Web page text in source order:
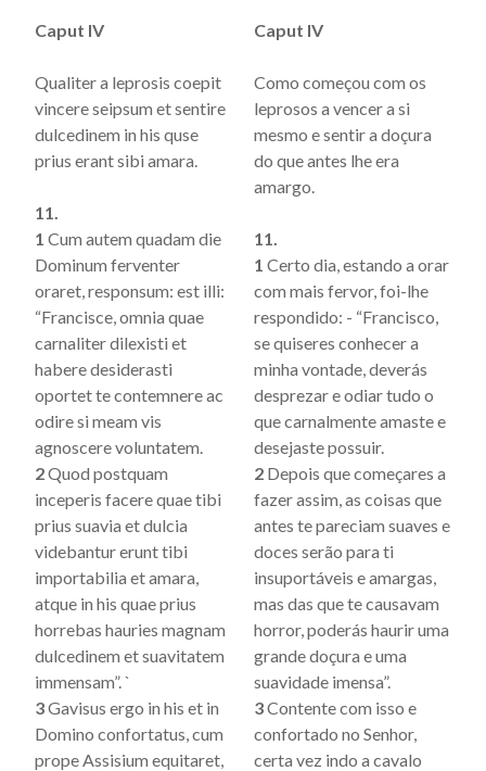
Caput IV
Qualiter a leprosis coepit
vincere seipsum et sentire
dulcedinem in his quse
prius erant sibi amara.
11.
1 Cum autem quadam die
Dominum ferventer
oraret, responsum: est illi:
“Francisce, omnia quae
carnaliter dilexisti et
habere desiderasti
oportet te contemnere ac
odire si meam vis
agnoscere voluntatem.
2Quod postquam
inceperis facere quae tibi
prius suavia et dulcia
videbantur erunt tibi
importabilia et amara,
atque in his quae prius
horrebas hauries magnam
dulcedinem et suavitatem
immensam”. `
3Gavisus ergo in his et in
Domino confortatus, cum
prope Assisium equitaret,
Caput IV
Como começou com os
leprosos a vencer a si
mesmo e sentir a doçura
do que antes lhe era
amargo.
11.
1 Certo dia, estando a orar
com mais fervor, foi-lhe
respondido: - “Francisco,
se quiseres conhecer a
minha vontade, deverás
desprezar e odiar tudo o
que carnalmente amaste e
desejaste possuir.
2 Depois que começares a
fazer assim, as coisas que
antes te pareciam suaves e
doces serão para ti
insuportáveis e amargas,
mas das que te causavam
horror, poderás haurir uma
grande doçura e uma
suavidade imensa”.
3Contente com isso e
confortado no Senhor,
certa vez indo a cavalo